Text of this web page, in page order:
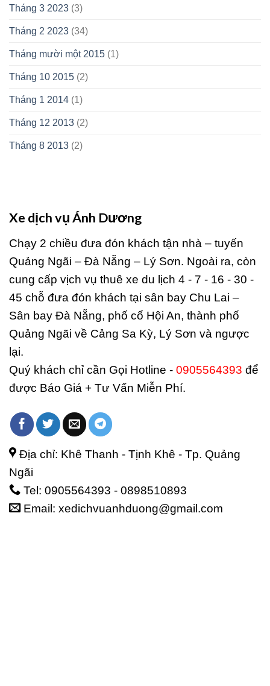
Tháng 3 2023 (3)
Tháng 2 2023 (34)
Tháng mười một 2015 (1)
Tháng 10 2015 (2)
Tháng 1 2014 (1)
Tháng 12 2013 (2)
Tháng 8 2013 (2)
Xe dịch vụ Ánh Dương
Chạy 2 chiều đưa đón khách tận nhà – tuyến
Quảng Ngãi – Đà Nẵng – Lý Sơn. Ngoài ra, còn
cung cấp vịch vụ thuê xe du lịch 4 - 7 - 16 - 30 -
45 chỗ đưa đón khách tại sân bay Chu Lai –
Sân bay Đà Nẵng, phố cổ Hội An, thành phố
Quảng Ngãi về Cảng Sa Kỳ, Lý Sơn và ngược
lại.
Quý khách chỉ cần Gọi Hotline - 0905564393 để
được Báo Giá + Tư Vấn Miễn Phí.
Địa chỉ: Khê Thanh - Tịnh Khê - Tp. Quảng
Ngãi
Tel: 0905564393 - 0898510893
Email: xedichvuanhduong@gmail.com